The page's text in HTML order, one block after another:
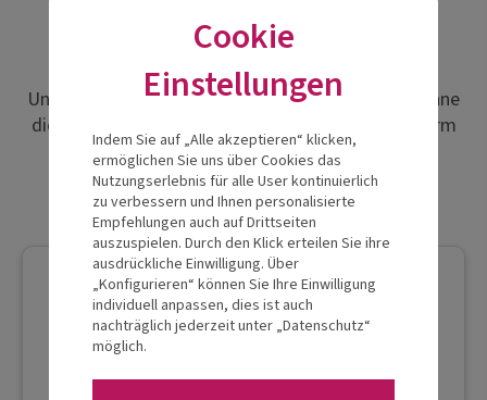
Sponsoren
Unser umfassendes Fortbildungs-Angebot wäre ohne
die Unterstützung unserer Sponsoren in dieser Form
nicht möglich. So profitieren auch Sie von den
neuesten Erkenntnissen aus Forschung und
Wissenschaft!
Cookie
Einstellungen
Indem Sie auf „Alle akzeptieren“ klicken,
ermöglichen Sie uns über Cookies das
Nutzungserlebnis für alle User kontinuierlich
zu verbessern und Ihnen personalisierte
Empfehlungen auch auf Drittseiten
auszuspielen. Durch den Klick erteilen Sie ihre
ausdrückliche Einwilligung. Über
„Konfigurieren“ können Sie Ihre Einwilligung
individuell anpassen, dies ist auch
nachträglich jederzeit unter „Datenschutz“
möglich.